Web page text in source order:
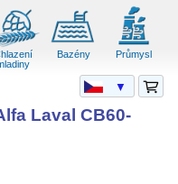
Bazény Průmysl
Laval CB60-
▼